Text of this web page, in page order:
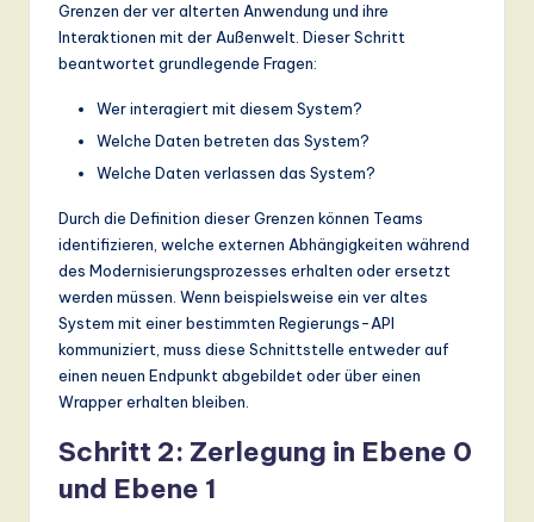
Grenzen der ver alterten Anwendung und ihre
Interaktionen mit der Außenwelt. Dieser Schritt
beantwortet grundlegende Fragen:
Wer interagiert mit diesem System?
Welche Daten betreten das System?
Welche Daten verlassen das System?
Durch die Definition dieser Grenzen können Teams
identifizieren, welche externen Abhängigkeiten während
des Modernisierungsprozesses erhalten oder ersetzt
werden müssen. Wenn beispielsweise ein ver altes
System mit einer bestimmten Regierungs-API
kommuniziert, muss diese Schnittstelle entweder auf
einen neuen Endpunkt abgebildet oder über einen
Wrapper erhalten bleiben.
Schritt 2: Zerlegung in Ebene 0
und Ebene 1